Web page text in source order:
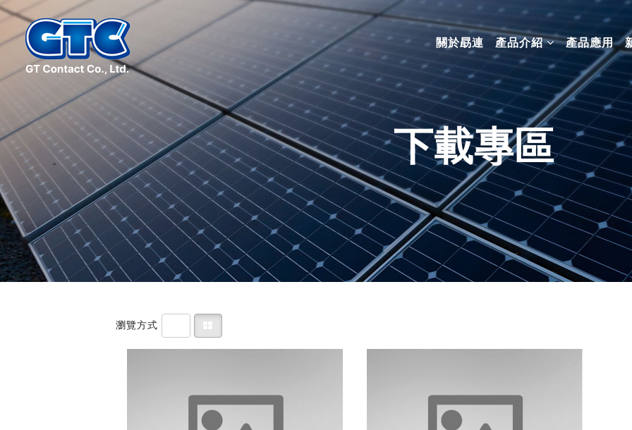
關於勗連 產品介紹 產品應用
下載專區
瀏覽方式